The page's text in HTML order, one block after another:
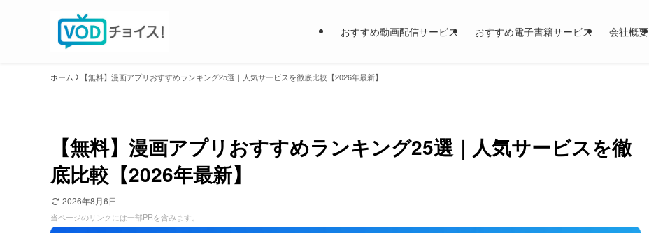
おすすめ動画配信サービス おすすめ電子書籍サービス 会社概要
ホーム 【無料】漫画アプリおすすめランキング25選｜人気サービスを徹底比較【2026年最新】
【無料】漫画アプリおすすめランキング25選｜人気サービスを徹
底比較【2026年最新】
2026年8月6日
当ページのリンクには一部PRを含みます。